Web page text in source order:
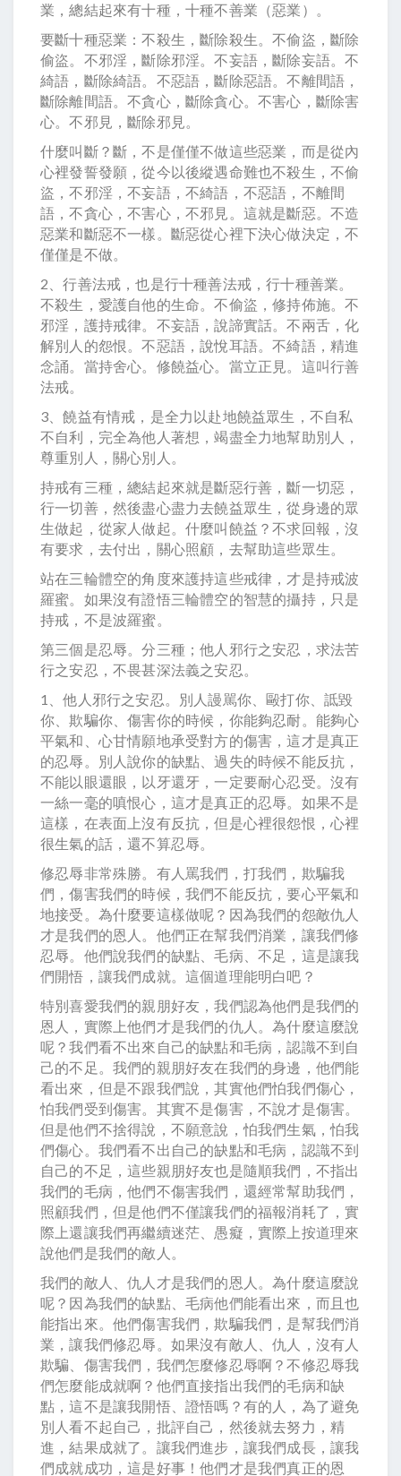
業，總結起來有十種，十種不善業（惡業）。
要斷十種惡業：不殺生，斷除殺生。不偷盜，斷除
偷盜。不邪淫，斷除邪淫。不妄語，斷除妄語。不
綺語，斷除綺語。不惡語，斷除惡語。不離間語，
斷除離間語。不貪心，斷除貪心。不害心，斷除害
心。不邪見，斷除邪見。
什麼叫斷？斷，不是僅僅不做這些惡業，而是從內
心裡發誓發願，從今以後縱遇命難也不殺生，不偷
盜，不邪淫，不妄語，不綺語，不惡語，不離間
語，不貪心，不害心，不邪見。這就是斷惡。不造
惡業和斷惡不一樣。斷惡從心裡下決心做決定，不
僅僅是不做。
2、行善法戒，也是行十種善法戒，行十種善業。
不殺生，愛護自他的生命。不偷盜，修持佈施。不
邪淫，護持戒律。不妄語，說諦實話。不兩舌，化
解別人的怨恨。不惡語，說悅耳語。不綺語，精進
念誦。當持舍心。修饒益心。當立正見。這叫行善
法戒。
3、饒益有情戒，是全力以赴地饒益眾生，不自私
不自利，完全為他人著想，竭盡全力地幫助別人，
尊重別人，關心別人。
持戒有三種，總結起來就是斷惡行善，斷一切惡，
行一切善，然後盡心盡力去饒益眾生，從身邊的眾
生做起，從家人做起。什麼叫饒益？不求回報，沒
有要求，去付出，關心照顧，去幫助這些眾生。
站在三輪體空的角度來護持這些戒律，才是持戒波
羅蜜。如果沒有證悟三輪體空的智慧的攝持，只是
持戒，不是波羅蜜。
第三個是忍辱。分三種；他人邪行之安忍，求法苦
行之安忍，不畏甚深法義之安忍。
1、他人邪行之安忍。別人謾駡你、毆打你、詆毀
你、欺騙你、傷害你的時候，你能夠忍耐。能夠心
平氣和、心甘情願地承受對方的傷害，這才是真正
的忍辱。別人說你的缺點、過失的時候不能反抗，
不能以眼還眼，以牙還牙，一定要耐心忍受。沒有
一絲一毫的嗔恨心，這才是真正的忍辱。如果不是
這樣，在表面上沒有反抗，但是心裡很怨恨，心裡
很生氣的話，還不算忍辱。
修忍辱非常殊勝。有人罵我們，打我們，欺騙我
們，傷害我們的時候，我們不能反抗，要心平氣和
地接受。為什麼要這樣做呢？因為我們的怨敵仇人
才是我們的恩人。他們正在幫我們消業，讓我們修
忍辱。他們說我們的缺點、毛病、不足，這是讓我
們開悟，讓我們成就。這個道理能明白吧？
特別喜愛我們的親朋好友，我們認為他們是我們的
恩人，實際上他們才是我們的仇人。為什麼這麼說
呢？我們看不出來自己的缺點和毛病，認識不到自
己的不足。我們的親朋好友在我們的身邊，他們能
看出來，但是不跟我們說，其實他們怕我們傷心，
怕我們受到傷害。其實不是傷害，不說才是傷害。
但是他們不捨得說，不願意說，怕我們生氣，怕我
們傷心。我們看不出自己的缺點和毛病，認識不到
自己的不足，這些親朋好友也是隨順我們，不指出
我們的毛病，他們不傷害我們，還經常幫助我們，
照顧我們，但是他們不僅讓我們的福報消耗了，實
際上還讓我們再繼續迷茫、愚癡，實際上按道理來
說他們是我們的敵人。
我們的敵人、仇人才是我們的恩人。為什麼這麼說
呢？因為我們的缺點、毛病他們能看出來，而且也
能指出來。他們傷害我們，欺騙我們，是幫我們消
業，讓我們修忍辱。如果沒有敵人、仇人，沒有人
欺騙、傷害我們，我們怎麼修忍辱啊？不修忍辱我
們怎麼能成就啊？他們直接指出我們的毛病和缺
點，這不是讓我開悟、證悟嗎？有的人，為了避免
別人看不起自己，批評自己，然後就去努力，精
進，結果成就了。讓我們進步，讓我們成長，讓我
們成就成功，這是好事！他們才是我們真正的恩